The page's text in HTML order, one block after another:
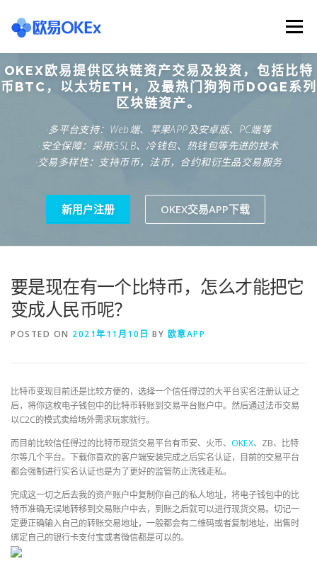
content
Menu
欧意交易所 关于欧意OKX 欧意APP下载
欧意注册网址 欧意交易下载 欧意团队
OKEX欧易提供区块链资产交易及投资，包括比特
币BTC，以太坊ETH，及最热门狗狗币DOGE系列
区块链资产。
·多平台支持：Web端、苹果APP及安卓版、PC端等
·安全保障：采用GSLB、冷钱包、热钱包等先进的技术
·交易多样性：支持币币，法币，合约和衍生品交易服务
新用户注册 OKEX交易APP下载
要是现在有一个比特币，怎么才能把它
变成人民币呢？
POSTED ON 2021年11月10日 BY 欧意APP
比特币变现目前还是比较方便的，选择一个信任得过的大平台实名注册认证之
后，将你这枚电子钱包中的比特币转账到交易平台账户中。然后通过法币交易
以C2C的模式卖给场外需求玩家就行。
而目前比较信任得过的比特币现货交易平台有币安、火币、 OKEX、ZB、比特
尔等几个平台。下载你喜欢的客户端安装完成之后实名认证，目前的交易平台
都会强制进行实名认证也是为了更好的监管防止洗钱走私。
完成这一切之后去我的资产账户中复制你自己的私人地址，将电子钱包中的比
特币准确无误地转移到交易账户中去，到账之后就可以进行现货交易。切记一
定要正确输入自己的转账交易地址，一般都会有二维码或者复制地址，出售时
绑定自己的银行卡支付宝或者微信都是可以的。